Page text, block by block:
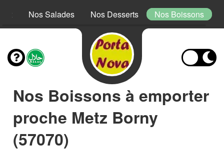
Nos Salades Nos Desserts Nos Boissons
Nos Boissons à emporter
proche Metz Borny
(57070)